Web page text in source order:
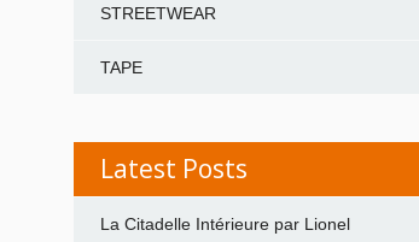
STREETWEAR
TAPE
Latest Posts
La Citadelle Intérieure par Lionel